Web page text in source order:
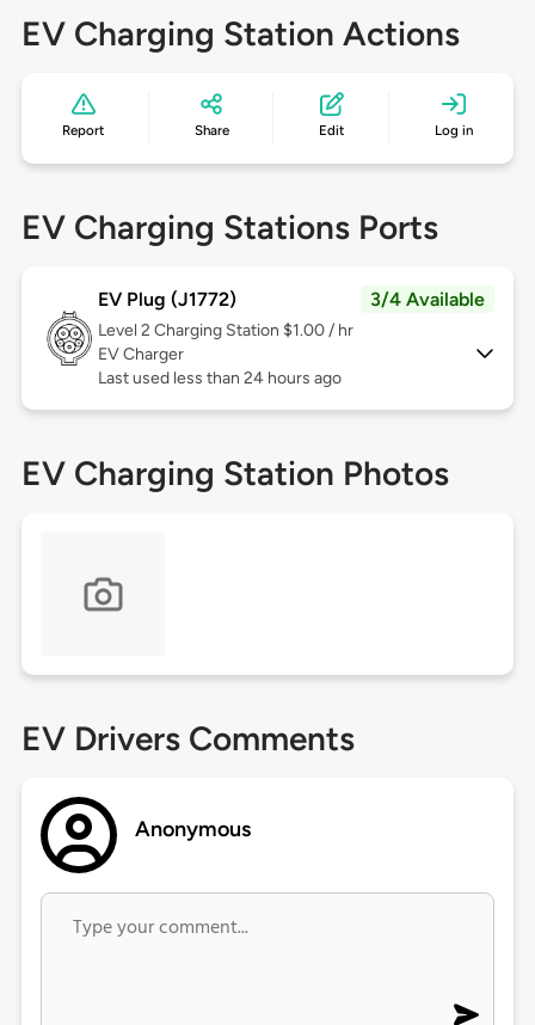
EV Charging Station Actions
Report Share Edit Log in
EV Charging Stations Ports
EV Plug (J1772) 3/4 Available
Level 2 Charging Station $1.00 / hr
EV Charger
Last used less than 24 hours ago
EV Charging Station Photos
EV Drivers Comments
Anonymous